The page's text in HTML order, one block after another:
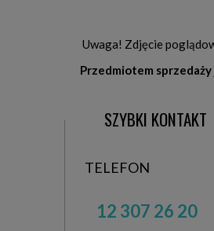
Uwaga! Zdjęcie
Przedmiotem
SZYBKI KONTAKT
TELEFON
12 307 26 20